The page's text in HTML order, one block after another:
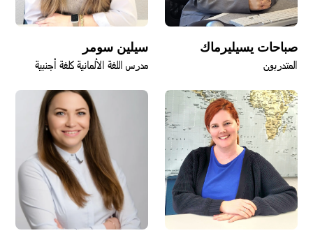
صباحات يسيليرماك
المتدربون
سيلين سومر
مدرس اللغة الألمانية كلغة أجنبية